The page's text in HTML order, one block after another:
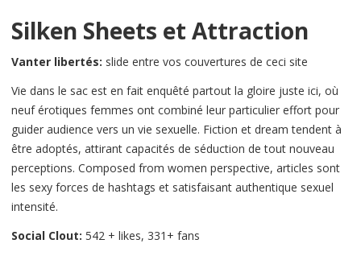
Silken Sheets et Attraction
Vanter libertés: slide entre vos couvertures de ceci site
Vie dans le sac est en fait enquêté partout la gloire juste ici, où
neuf érotiques femmes ont combiné leur particulier effort pour
guider audience vers un vie sexuelle. Fiction et dream tendent à
être adoptés, attirant capacités de séduction de tout nouveau
perceptions. Composed from women perspective, articles sont
les sexy forces de hashtags et satisfaisant authentique sexuel
intensité.
Social Clout: 542 + likes, 331+ fans